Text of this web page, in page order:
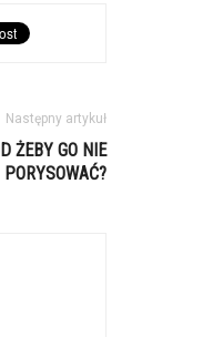
Następny artykuł
ŻEBY GO NIE
PORYSOWAĆ?